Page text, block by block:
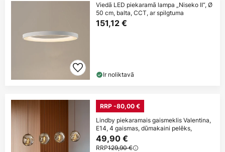
Viedā LED piekaramā lampa „Niseko II“, Ø
50 cm, balta, CCT, ar spilgtuma
151,12 €
Ir noliktavā
RRP -80,00 €
Lindby piekaramais gaismeklis Valentina,
E14, 4 gaismas, dūmakaini pelēks,
49,90 €
RRP129,90 €